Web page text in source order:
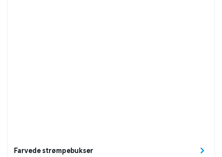
Farvede strømpebukser